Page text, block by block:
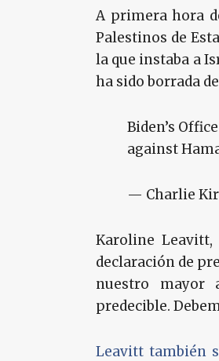
A primera hora
Palestinos de
la que instaba a
ha sido borrada
Biden’s
against
— Charlie
Karoline
declaración de
nuestro mayor
predecible.
Leavitt también